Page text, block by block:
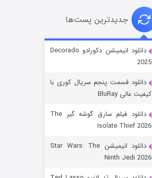
قسمت ۶ (زیرنویس)
جدیدترین پست‌ها
دانلود انیمیشن دکورادو Decorado
2025
دانلود قسمت پنجم سریال کوری با
کیفیت عالی BluRay
دانلود فیلم سارق گوشه گیر The
Isolate Thief 2026
دانلود انیمیشن Star Wars: The
Ninth Jedi 2026